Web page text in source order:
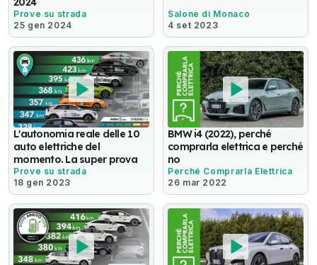
Prove su strada
25 gen 2024
Salone di Monaco
4 set 2023
L'autonomia reale delle 10
auto elettriche del
momento. La super prova
Prove su strada
18 gen 2023
BMW i4 (2022), perché
comprarla elettrica e perché
no
Perché Comprarla Elettrica
26 mar 2022